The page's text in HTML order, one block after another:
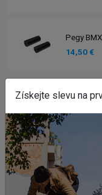
Pegy
14,50 €
INSTAGRAM
Získejte slevu na